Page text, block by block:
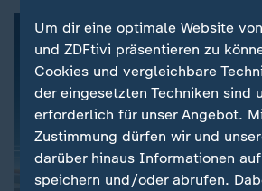
Um dir eine optimale Website
und ZDFtivi präsentieren zu
Cookies und vergleichbare
der eingesetzten Techniken sind
erforderlich für unser Angebot.
Zustimmung dürfen wir und
darüber hinaus Informationen
speichern und/oder abrufen.